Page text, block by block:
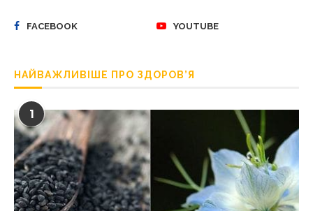
FACEBOOK YOUTUBE
НАЙВАЖЛИВІШЕ ПРО ЗДОРОВ’Я
1